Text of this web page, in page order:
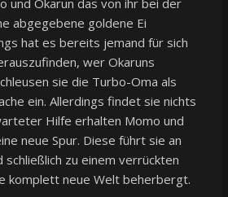
abgegebene goldene Ei
hat es bereits jemand für sich
wer Okaruns
sie die Turbo-Oma als
ein. Allerdings findet sie nichts
Hilfe erhalten Momo und
neue Spur. Diese führt sie an
schließlich zu einem verrückten
komplett neue Welt beherbergt.